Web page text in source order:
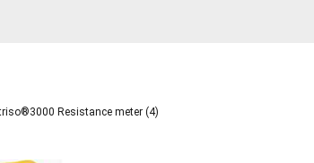
Resistance meter (4)